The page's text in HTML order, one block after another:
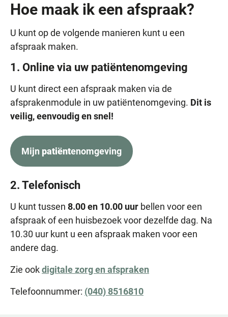
Hoe maak ik een afspraak?
U kunt op de volgende manieren kunt u een
afspraak maken.
1. Online via uw patiëntenomgeving
U kunt direct een afspraak maken via de
afsprakenmodule in uw patiëntenomgeving. Dit is
veilig, eenvoudig en snel!
Mijn patiëntenomgeving
2. Telefonisch
U kunt tussen 8.00 en 10.00 uur bellen voor een
afspraak of een huisbezoek voor dezelfde dag. Na
10.30 uur kunt u een afspraak maken voor een
andere dag.
Zie ookdigitale zorg en afspraken
Telefoonnummer: (040) 8516810